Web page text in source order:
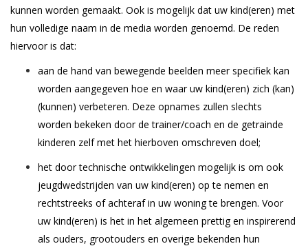
kunnen worden gemaakt. Ook is mogelijk dat uw kind(eren) met
hun volledige naam in de media worden genoemd. De reden
hiervoor is dat:
aan de hand van bewegende beelden meer specifiek kan
worden aangegeven hoe en waar uw kind(eren) zich (kan)
(kunnen) verbeteren. Deze opnames zullen slechts
worden bekeken door de trainer/coach en de getrainde
kinderen zelf met het hierboven omschreven doel;
het door technische ontwikkelingen mogelijk is om ook
jeugdwedstrijden van uw kind(eren) op te nemen en
rechtstreeks of achteraf in uw woning te brengen. Voor
uw kind(eren) is het in het algemeen prettig en inspirerend
als ouders, grootouders en overige bekenden hun